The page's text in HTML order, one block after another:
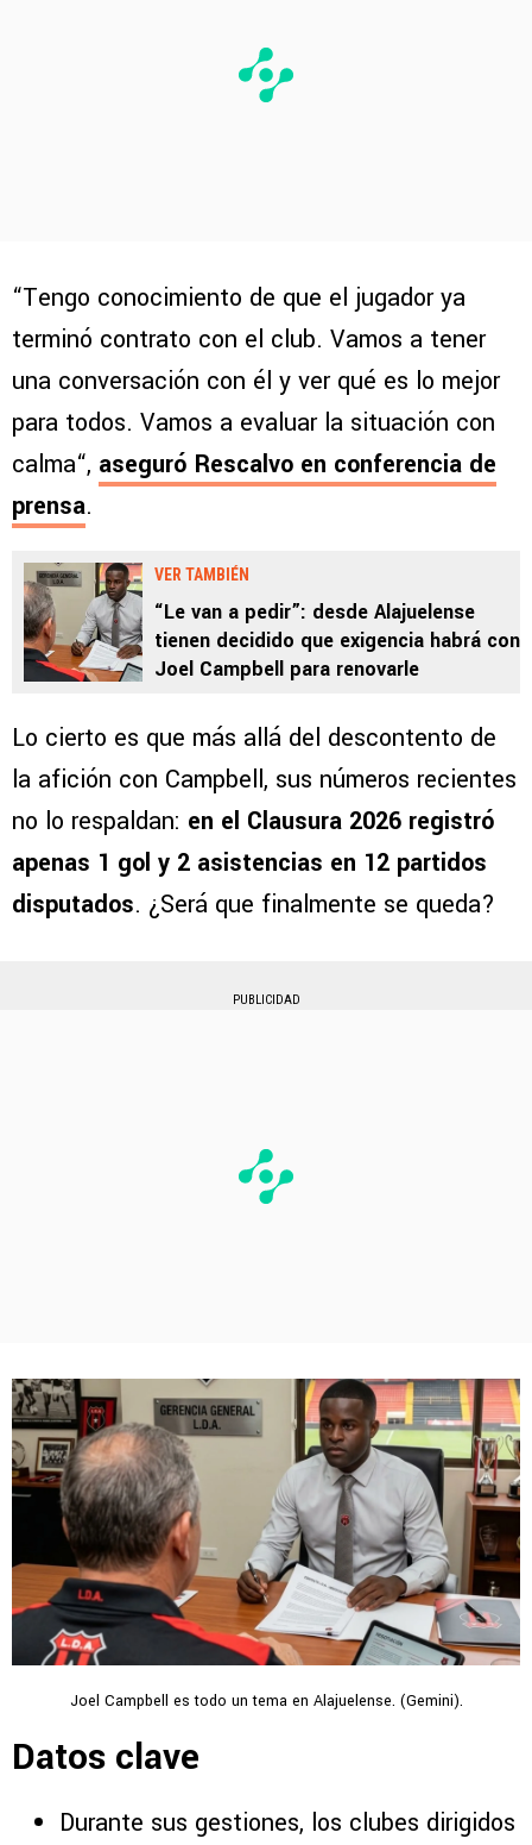
“Tengo conocimiento de que el jugador ya
terminó contrato con el club. Vamos a tener
una conversación con él y ver qué es lo mejor
para todos. Vamos a evaluar la situación con
calma“, aseguró Rescalvo en conferencia de
prensa.
VER TAMBIÉN
“Le van a pedir”: desde Alajuelense
tienen decidido que exigencia habrá con
Joel Campbell para renovarle
Lo cierto es que más allá del descontento de
la afición con Campbell, sus números recientes
no lo respaldan: en el Clausura 2026 registró
apenas 1 gol y 2 asistencias en 12 partidos
disputados. ¿Será que finalmente se queda?
PUBLICIDAD
Joel Campbell es todo un tema en Alajuelense. (Gemini).
Datos clave
Durante sus gestiones, los clubes dirigidos